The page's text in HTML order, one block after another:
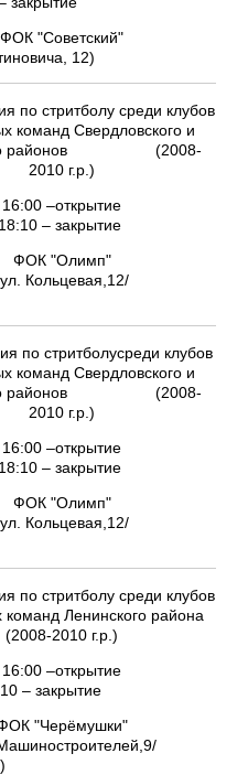
ФОК "Советский"
12)
по стритболу среди клубов
команд Свердловского и
районов (2008-
2010 г.р.)
16:00 –открытие
18:10 – закрытие
ФОК "Олимп"
Кольцевая,12/
по стритболусреди клубов
команд Свердловского и
районов (2008-
2010 г.р.)
16:00 –открытие
18:10 – закрытие
ФОК "Олимп"
Кольцевая,12/
по стритболу среди клубов
команд Ленинского района
(2008-2010 г.р.)
16:00 –открытие
– закрытие
"Черёмушки"